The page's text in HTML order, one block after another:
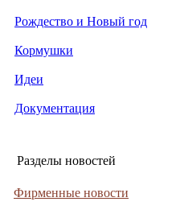
Рождество и Новый год
Кормушки
Идеи
Документация
Разделы новостей
Фирменные новости